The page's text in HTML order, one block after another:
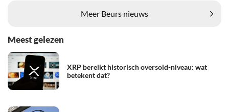
Meer Beurs nieuws
Meest gelezen
XRP bereikt historisch oversold-niveau: wat
betekent dat?